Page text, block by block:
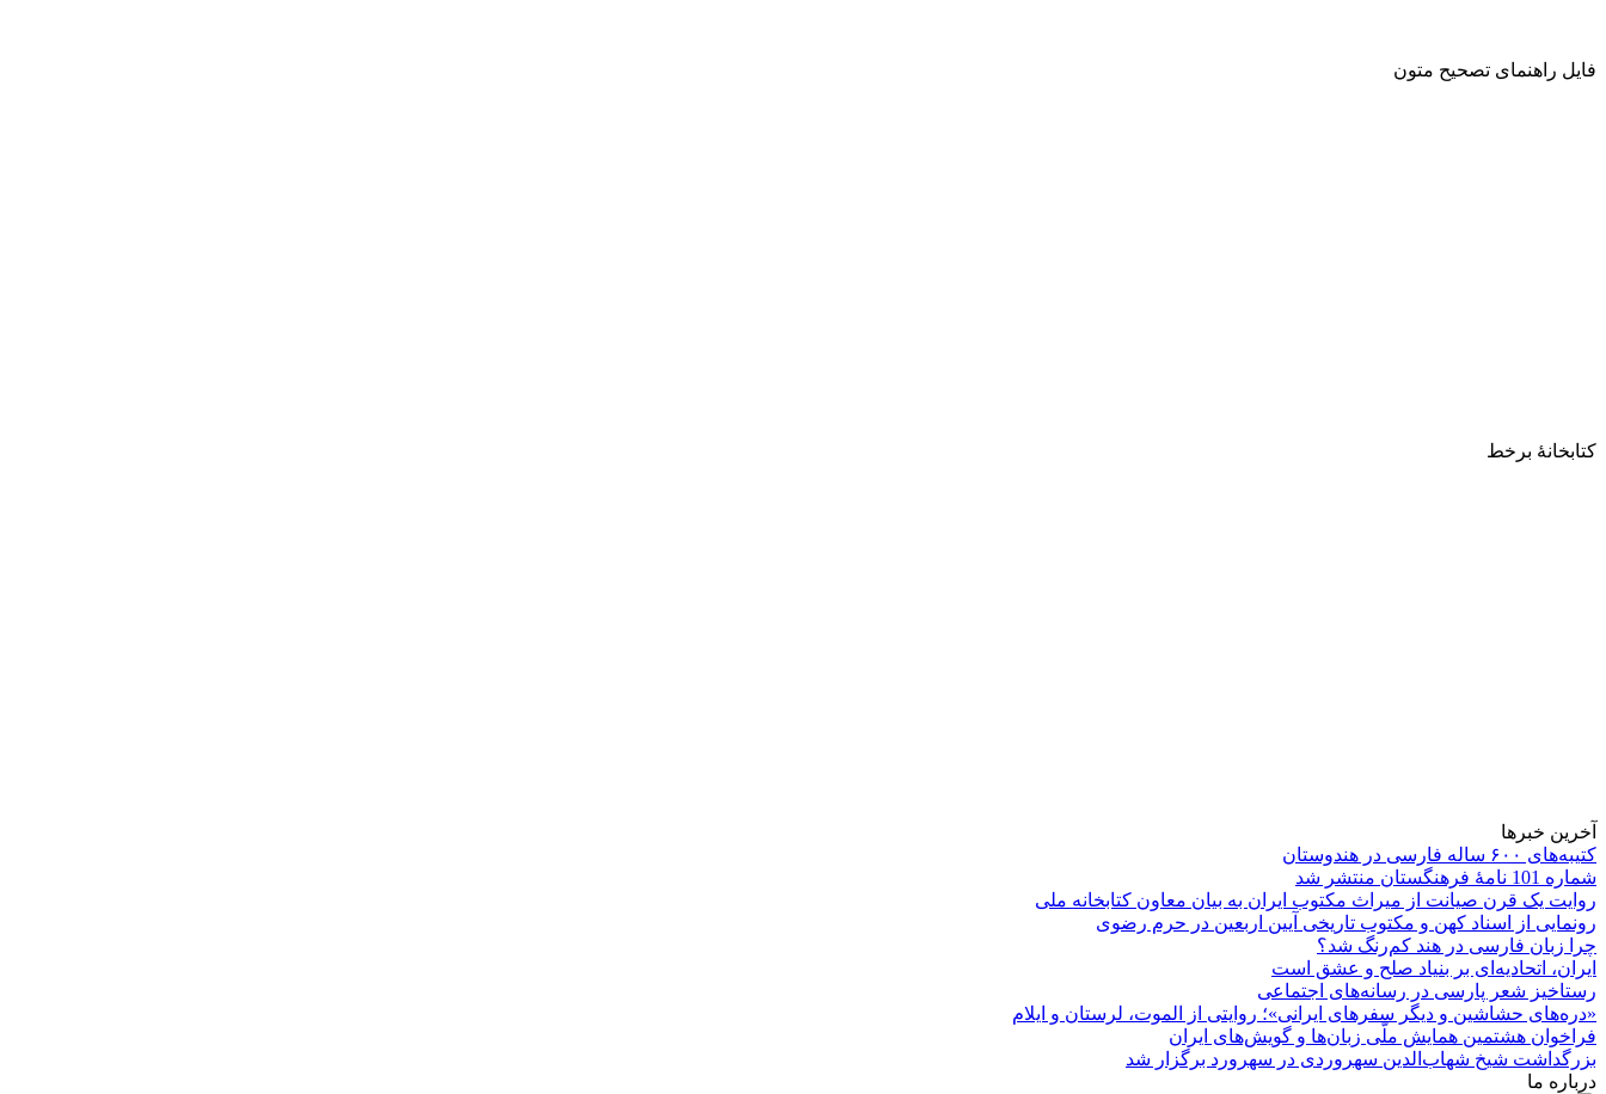
فایل راهنمای تصحیح متون
کتابخانۀ برخط
آخرین خبرها
کتیبه‌های ۶۰۰ ساله فارسی در هندوستان
شماره 101 نامۀ فرهنگستان منتشر شد
روایت یک قرن صیانت از میراث مکتوب ایران به بیان معاون کتابخانه ملی
رونمایی از اسناد کهن و مکتوب تاریخی آیین اربعین در حرم رضوی
چرا زبان فارسی در هند کم‌رنگ شد؟
ایران، اتحادیه‌ای بر بنیاد صلح و عشق است
رستاخیز شعر پارسی در رسانه‌های اجتماعی
«دره‌های حشاشین و دیگر سفرهای ایرانی»؛ روایتی از الموت، لرستان و ایلام
فراخوان هشتمین همایش ملّی زبان‌ها و گویش‌های ایران
بزرگداشت شیخ شهاب‌الدین سهروردی در سهرورد برگزار شد
درباره ما